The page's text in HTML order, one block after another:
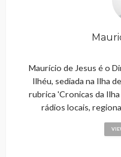
Maurício de Jesus é o
Ilhéu, sediada na Ilha
rubrica 'Cronicas da
rádios locais,